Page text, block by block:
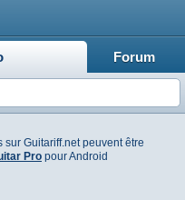
Forum
Guitariff.net peuvent être
Pro pour Android